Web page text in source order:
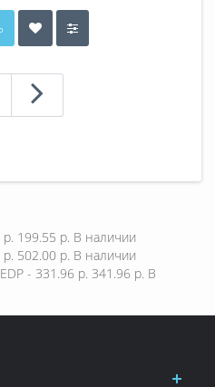
199.55 р. В наличии
502.00 р. В наличии
- 331.96 р. 341.96 р. В